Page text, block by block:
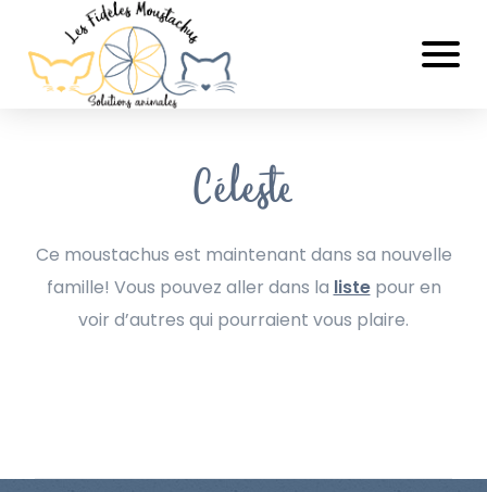
Céleste
Ce moustachus est maintenant dans sa nouvelle
famille! Vous pouvez aller dans la listepour en
voir d’autres qui pourraient vous plaire.